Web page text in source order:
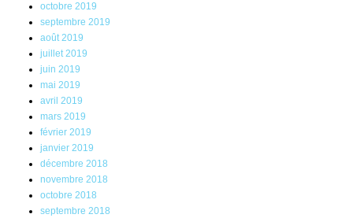
octobre 2019
septembre 2019
août 2019
juillet 2019
juin 2019
mai 2019
avril 2019
mars 2019
février 2019
janvier 2019
décembre 2018
novembre 2018
octobre 2018
septembre 2018